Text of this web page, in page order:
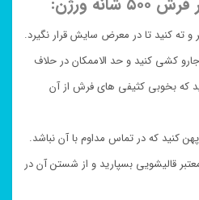
کشی کنید و حد الاممکان در حلاف
که بخوبی کثیفی های فرش از آن
قالیشویی بسپارید و از شستن آن در